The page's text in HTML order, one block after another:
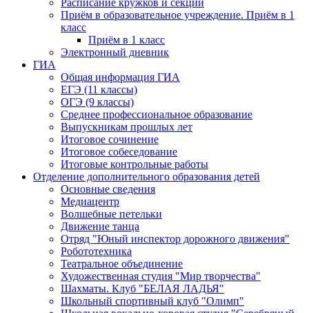
Расписание кружков и секций
Приём в образовательное учреждение. Приём в 1
класс
Приём в 1 класс
Электронный дневник
ГИА
Общая информация ГИА
ЕГЭ (11 классы)
ОГЭ (9 классы)
Среднее профессиональное образование
Выпускникам прошлых лет
Итоговое сочинение
Итоговое собеседование
Итоговые контрольные работы
Отделение дополнительного образования детей
Основные сведения
Медиацентр
Волшебные петельки
Движение танца
Отряд "Юный инспектор дорожного движения"
Робототехника
Театральное объединение
Художественная студия "Мир творчества"
Шахматы. Клуб "БЕЛАЯ ЛАДЬЯ"
Школьный спортивный клуб "Олимп"